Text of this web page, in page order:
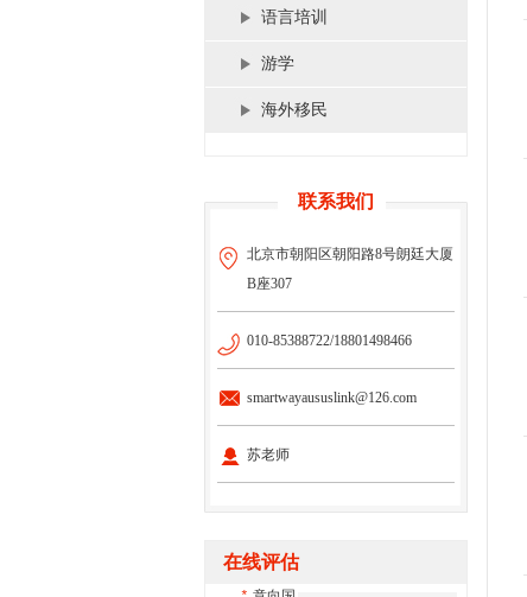
语言培训
游学
海外移民
联系我们
北京市朝阳区朝阳路8号朗廷大厦
B座307
010-85388722/18801498466
smartwayaususlink@126.com
苏老师
在线评估